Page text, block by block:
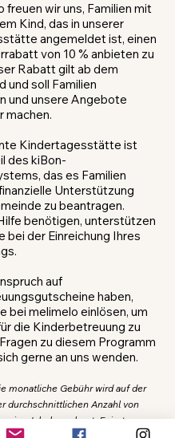
freuen wir uns, Familien mit
Kind, das in unserer
angemeldet ist, einen
von 10 % anbieten zu
Rabatt gilt ab dem
und soll Familien
und unsere Angebote
machen.
Kindertagesstätte ist
des kiBon-
das es Familien
Unterstützung
zu beantragen.
benötigen, unterstützen
bei der Einreichung Ihres
auf
haben,
bei melimelo einlösen, um
die Kinderbetreuung zu
zu diesem Programm
gerne an uns wenden.
monatliche Gebühr wird auf der
durchschnittlichen Anzahl von
im Jahr berechnet. Feiertage,